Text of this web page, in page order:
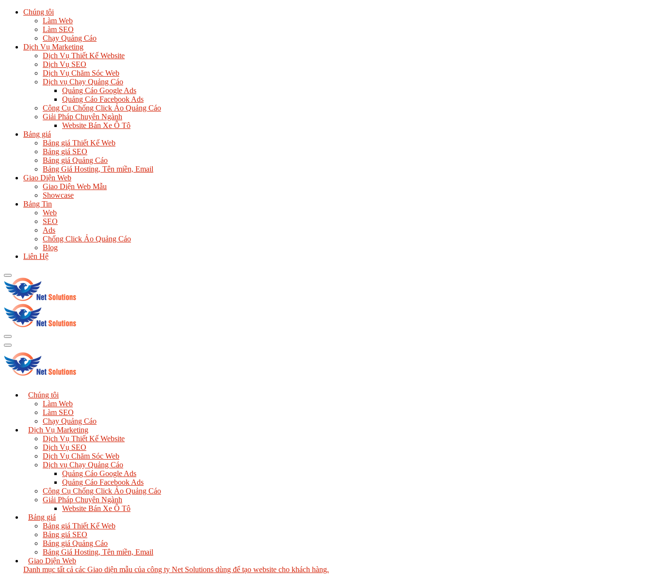
Chúng tôi
Làm Web
Làm SEO
Chạy Quảng Cáo
Dịch Vụ Marketing
Dịch Vụ Thiết Kế Website
Dịch Vụ SEO
Dịch Vụ Chăm Sóc Web
Dịch vụ Chạy Quảng Cáo
Quảng Cáo Google Ads
Quảng Cáo Facebook Ads
Công Cụ Chống Click Ảo Quảng Cáo
Giải Pháp Chuyên Ngành
Website Bán Xe Ô Tô
Bảng giá
Bảng giá Thiết Kế Web
Bảng giá SEO
Bảng giá Quảng Cáo
Bảng Giá Hosting, Tên miền, Email
Giao Diện Web
Giao Diện Web Mẫu
Showcase
Bảng Tin
Web
SEO
Ads
Chống Click Ảo Quảng Cáo
Blog
Liên Hệ
Chúng tôi
Làm Web
Làm SEO
Chạy Quảng Cáo
Dịch Vụ Marketing
Dịch Vụ Thiết Kế Website
Dịch Vụ SEO
Dịch Vụ Chăm Sóc Web
Dịch vụ Chạy Quảng Cáo
Quảng Cáo Google Ads
Quảng Cáo Facebook Ads
Công Cụ Chống Click Ảo Quảng Cáo
Giải Pháp Chuyên Ngành
Website Bán Xe Ô Tô
Bảng giá
Bảng giá Thiết Kế Web
Bảng giá SEO
Bảng giá Quảng Cáo
Bảng Giá Hosting, Tên miền, Email
Giao Diện Web
Danh mục tất cả các Giao diện mẫu của công ty Net Solutions dùng để tạo website cho khách hàng.